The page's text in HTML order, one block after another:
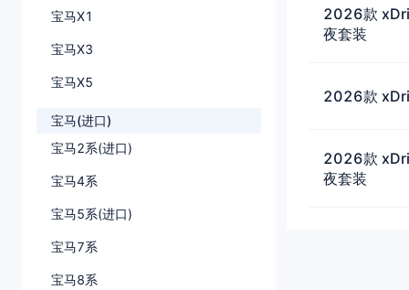
宝马X1
宝马X3
宝马X5
宝马(进口)
宝马2系(进口)
宝马4系
宝马5系(进口)
宝马7系
宝马8系
2026款
夜套装
2026款
2026款
夜套装